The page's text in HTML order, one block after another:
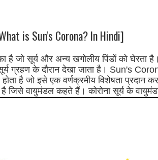
is Sun's Corona? In Hindi]
है जो सूर्य और अन्य खगोलीय पिंडों को घेरता
ग्रहण के दौरान देखा जाता है। Sun's
है जो इसे एक वर्णक्रमीय विशेषता प्रदान
जिसे वायुमंडल कहते हैं। कोरोना सूर्य के